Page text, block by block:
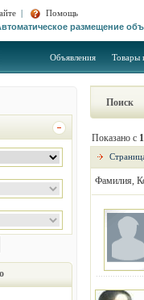
|
Помощь
размещение
Объявления Товары
Поиск
Показано с 1
Фамилия,